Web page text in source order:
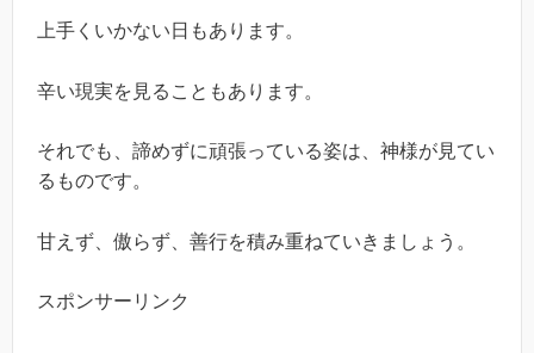
上手くいかない日もあります。
辛い現実を見ることもあります。
それでも、諦めずに頑張っている姿は、神様が見てい
るものです。
甘えず、傲らず、善行を積み重ねていきましょう。
スポンサーリンク